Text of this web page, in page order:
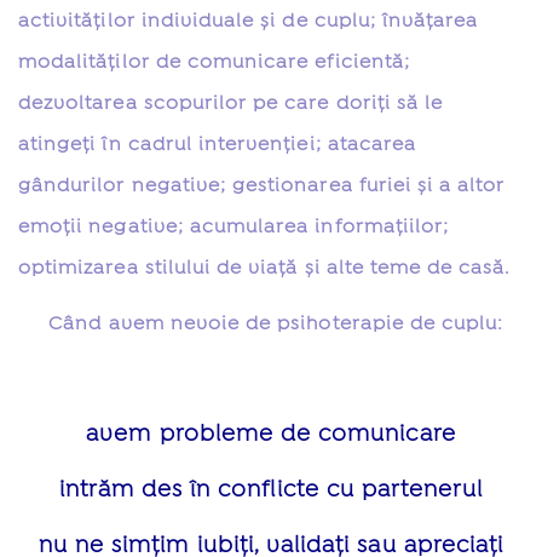
activităţilor individuale și de cuplu; învățarea
modalităților de comunicare eficientă;
dezvoltarea scopurilor pe care doriţi să le
atingeţi în cadrul intervenţiei; atacarea
gândurilor negative; gestionarea furiei și a altor
emoții negative; acumularea informaţiilor;
optimizarea stilului de viață şi alte teme de casă.
Când avem nevoie de psihoterapie de cuplu:
avem probleme de comunicare
intrăm des în conflicte cu partenerul
nu ne simțim iubiți, validați sau apreciați